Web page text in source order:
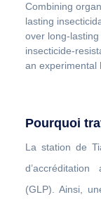
Combining
lasting
over long-
insecticide-
an experimental
Pourquoi
La station de
(GLP). Ainsi,